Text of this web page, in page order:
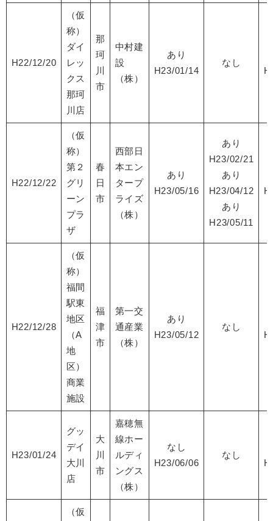
H22/12/20
（仮
称）
ダイ
レッ
クス
那珂
川店
那
珂
川
市
中村建
設
（株）
あり
H23/01/14
なし
H22/12/22
（仮
称）
第２
グリ
ーン
プラ
ザ
春
日
市
西部日
本エン
タープ
ライズ
（株）
あり
H23/05/16
あり
H23/02/21
あり
H23/04/12
あり
H23/05/11
H22/12/28
（仮
称）
福間
駅東
地区
（A
地
区）
商業
施設
福
津
市
第一交
通産業
（株）
あり
H23/05/12
なし
H23/01/24
グッ
デイ
大川
店
大
川
市
嘉穂無
線ホー
ルディ
ングス
（株）
なし
H23/06/06
なし
（仮